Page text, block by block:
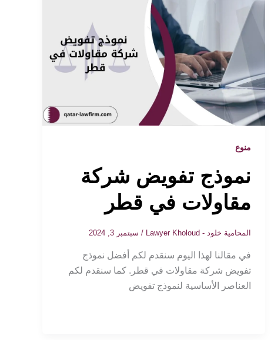
منوع
نموذج تفويض شركة
مقاولات في قطر
المحامية خلود - Lawyer Kholoud / سبتمبر 3, 2024
في مقالنا لهذا اليوم سنقدم لكم أفضل نموذج
تفويض شركة مقاولات في قطر. كما سنقدم لكم
العناصر الأساسية لنموذج تفويض